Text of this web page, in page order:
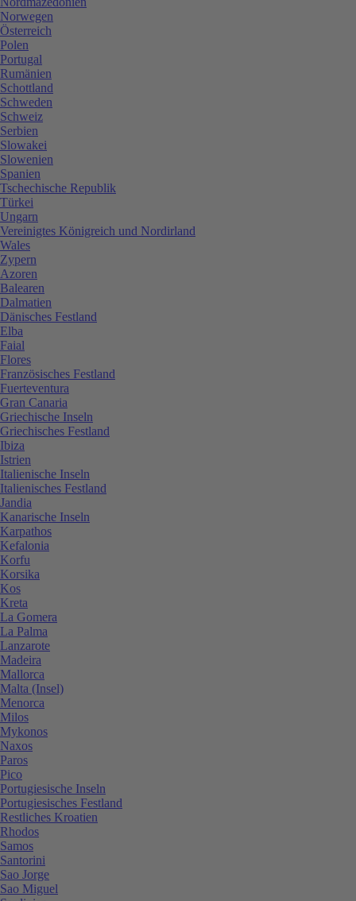
Norwegen
Österreich
Polen
Portugal
Rumänien
Schottland
Schweden
Schweiz
Serbien
Slowakei
Slowenien
Spanien
Tschechische Republik
Türkei
Ungarn
Vereinigtes Königreich und Nordirland
Wales
Zypern
Azoren
Balearen
Dalmatien
Dänisches Festland
Elba
Faial
Flores
Französisches Festland
Fuerteventura
Gran Canaria
Griechische Inseln
Griechisches Festland
Ibiza
Istrien
Italienische Inseln
Italienisches Festland
Jandia
Kanarische Inseln
Karpathos
Kefalonia
Korfu
Korsika
Kos
Kreta
La Gomera
La Palma
Lanzarote
Madeira
Mallorca
Malta (Insel)
Menorca
Milos
Mykonos
Naxos
Paros
Pico
Portugiesische Inseln
Portugiesisches Festland
Restliches Kroatien
Rhodos
Samos
Santorini
Sao Jorge
Sao Miguel